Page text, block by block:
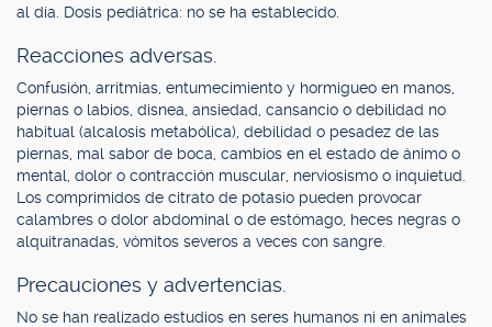
al día. Dosis pediátrica: no se ha establecido.
Reacciones adversas.
Confusión, arritmias, entumecimiento y hormigueo en manos,
piernas o labios, disnea, ansiedad, cansancio o debilidad no
habitual (alcalosis metabólica), debilidad o pesadez de las
piernas, mal sabor de boca, cambios en el estado de ánimo o
mental, dolor o contracción muscular, nerviosismo o inquietud.
Los comprimidos de citrato de potasio pueden provocar
calambres o dolor abdominal o de estómago, heces negras o
alquitranadas, vómitos severos a veces con sangre.
Precauciones y advertencias.
No se han realizado estudios en seres humanos ni en animales